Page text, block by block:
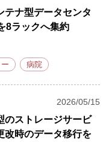
テナ型データセンタ
8ラックへ集約
病院
2026/05/15
のストレージサービ
改時のデータ移行を